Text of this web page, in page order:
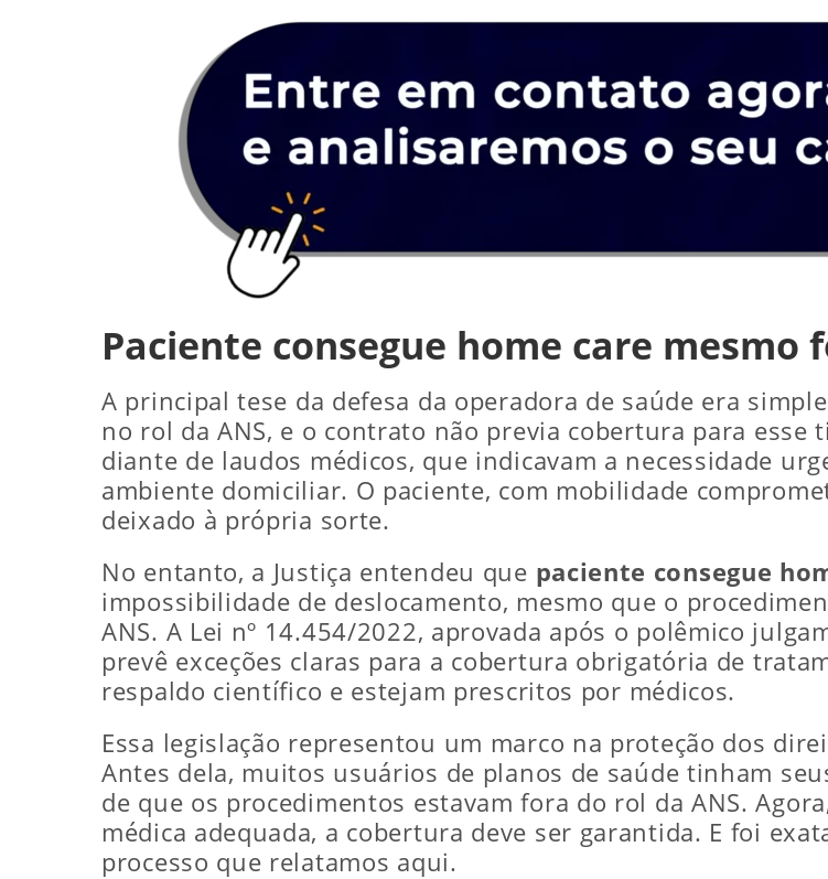
Paciente consegue home care mesmo
A principal tese da defesa da operadora de saúde era
no rol da ANS, e o contrato não previa cobertura para
diante de laudos médicos, que indicavam a necessidade
ambiente domiciliar. O paciente, com mobilidade
deixado à própria sorte.
No entanto, a Justiça entendeu que paciente consegue
impossibilidade de deslocamento, mesmo que o
ANS. A Lei nº 14.454/2022, aprovada após o polêmico
prevê exceções claras para a cobertura obrigatória de
respaldo científico e estejam prescritos por médicos.
Essa legislação representou um marco na proteção dos
Antes dela, muitos usuários de planos de saúde tinham
de que os procedimentos estavam fora do rol da ANS.
médica adequada, a cobertura deve ser garantida. E foi
processo que relatamos aqui.